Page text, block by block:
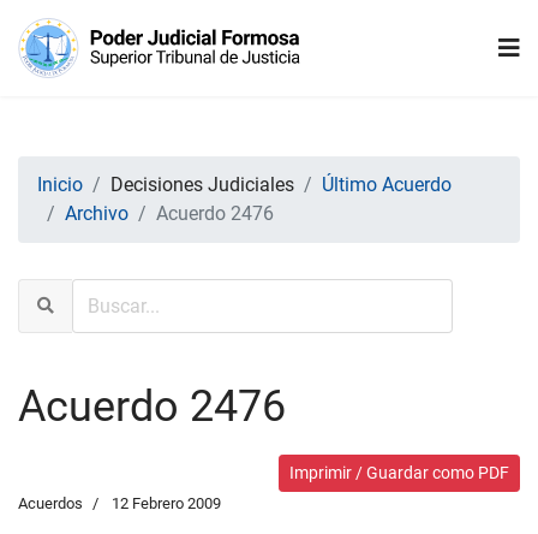
Inicio Decisiones Judiciales
Último Acuerdo
Archivo
Acuerdo 2476
Acuerdo 2476
Imprimir / Guardar como PDF
Acuerdos 12 Febrero 2009